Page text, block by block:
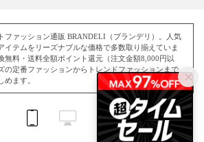
ファッション通販 BRANDELI（ブランデリ）。人気
イテムをリーズナブルな価格で多数取り揃えていま
無料・送料全額ポイント還元（注文金額8,000円以
の定番ファッションからトレンドファッションまで、
めます。